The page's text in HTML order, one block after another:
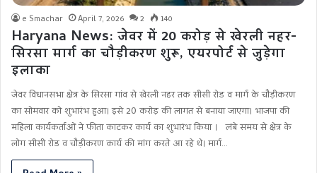
e Smachar April 7, 2026 2 140
Haryana News: जेवर में 20 करोड़ से खेरली नहर-
सिरसा मार्ग का चौड़ीकरण शुरू, एयरपोर्ट से जुड़ेगा
इलाका
जेवर विधानसभा क्षेत्र के सिरसा गांव से खेरली नहर तक सीसी रोड व मार्ग के चौड़ीकरण
का सोमवार को शुभारंभ हुआ। इसे 20 करोड़ की लागत से बनाया जाएगा। भाजपा की
महिला कार्यकर्ताओं ने फीता काटकर कार्य का शुभारंभ किया । लंबे समय से क्षेत्र के
लोग सीसी रोड व चौड़ीकरण कार्य की मांग करते आ रहे थे। मार्ग…